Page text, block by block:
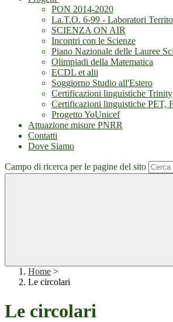
PON 2014-2020
La.T.O. 6-99 - Laboratori
SCIENZA ON AIR
Incontri con le Scienze
Piano Nazionale delle Lauree
Olimpiadi della Matematica
ECDL et alii
Soggiorno Studio all'Estero
Certificazioni linguistiche Trinity
Certificazioni linguistiche PET,
Progetto YoUnicef
Attuazione misure PNRR
Contatti
Dove Siamo
Campo di ricerca per le pagine del sito
Home >
Le circolari
Le circolari